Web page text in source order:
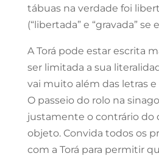
tábuas na verdade foi
(“libertada” e “gravada” se
A Torá pode estar escrita
ser limitada a sua
vai muito além das letras
O passeio do rolo na
justamente o contrário do
objeto. Convida todos os
com a Torá para permitir